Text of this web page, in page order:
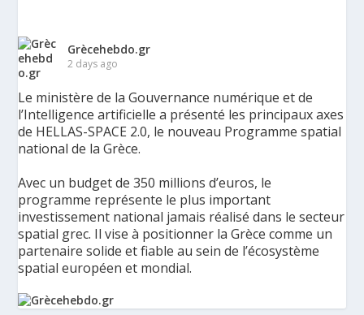
Grècehebdo.gr
2 days ago
Le ministère de la Gouvernance numérique et de
l’Intelligence artificielle a présenté les principaux axes
de HELLAS-SPACE 2.0, le nouveau Programme spatial
national de la Grèce.
Avec un budget de 350 millions d’euros, le
programme représente le plus important
investissement national jamais réalisé dans le secteur
spatial grec. Il vise à positionner la Grèce comme un
partenaire solide et fiable au sein de l’écosystème
spatial européen et mondial.